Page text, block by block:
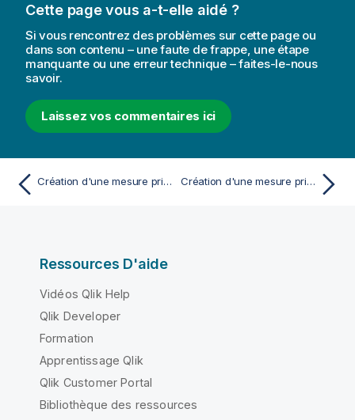
Cette page vous a-t-elle aidé ?
Si vous rencontrez des problèmes sur cette page ou
dans son contenu – une faute de frappe, une étape
manquante ou une erreur technique – faites-le-nous
savoir.
Laissez vos commentaires ici
Création d'une mesure principale à partir d'un champ Création d'une mesure principale en saisissant une expression
Ressources D'aide
Vidéos Qlik Help
Qlik Developer
Formation
Apprentissage Qlik
Qlik Customer Portal
Bibliothèque des ressources